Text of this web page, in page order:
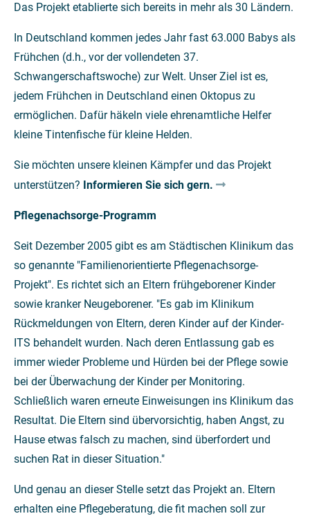
Das Projekt etablierte sich bereits in mehr als 30 Ländern.
In Deutschland kommen jedes Jahr fast 63.000 Babys als
Frühchen (d.h., vor der vollendeten 37.
Schwangerschaftswoche) zur Welt. Unser Ziel ist es,
jedem Frühchen in Deutschland einen Oktopus zu
ermöglichen. Dafür häkeln viele ehrenamtliche Helfer
kleine Tintenfische für kleine Helden.
Sie möchten unsere kleinen Kämpfer und das Projekt
unterstützen? Informieren Sie sich gern.
Pflegenachsorge-Programm
Seit Dezember 2005 gibt es am Städtischen Klinikum das
so genannte "Familienorientierte Pflegenachsorge-
Projekt". Es richtet sich an Eltern frühgeborener Kinder
sowie kranker Neugeborener. "Es gab im Klinikum
Rückmeldungen von Eltern, deren Kinder auf der Kinder-
ITS behandelt wurden. Nach deren Entlassung gab es
immer wieder Probleme und Hürden bei der Pflege sowie
bei der Überwachung der Kinder per Monitoring.
Schließlich waren erneute Einweisungen ins Klinikum das
Resultat. Die Eltern sind übervorsichtig, haben Angst, zu
Hause etwas falsch zu machen, sind überfordert und
suchen Rat in dieser Situation."
Und genau an dieser Stelle setzt das Projekt an. Eltern
erhalten eine Pflegeberatung, die fit machen soll zur